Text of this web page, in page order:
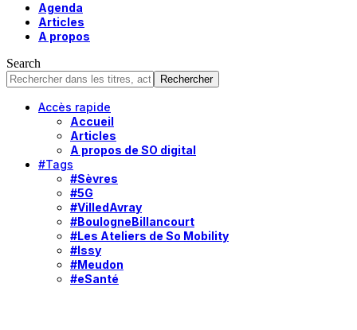
Agenda
Articles
A propos
Search
Accès rapide
Accueil
Articles
A propos de SO digital
#Tags
#Sèvres
#5G
#VilledAvray
#BoulogneBillancourt
#Les Ateliers de So Mobility
#Issy
#Meudon
#eSanté